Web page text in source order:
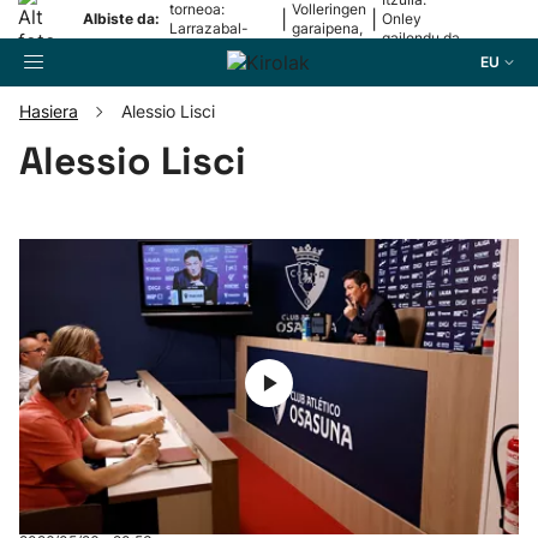
Albiste da:
torneoa:
Larrazabal-
Mariezkurrena
II, finalera
Volleringen
garaipena,
Onley
gailendu da
EU
Bilatzailea
Futbola
Arrauna
Saskibaloia
Txirrindularitza
Hasiera Alessio Lisci
Alessio Lisci